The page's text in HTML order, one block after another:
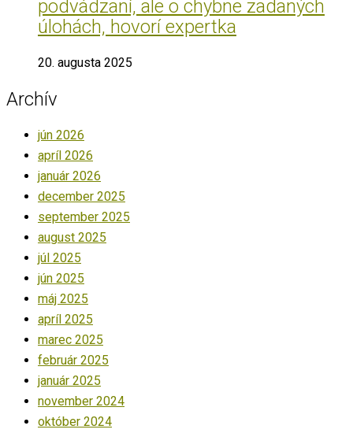
podvádzaní, ale o chybne zadaných
úlohách, hovorí expertka
20. augusta 2025
Archív
jún 2026
apríl 2026
január 2026
december 2025
september 2025
august 2025
júl 2025
jún 2025
máj 2025
apríl 2025
marec 2025
február 2025
január 2025
november 2024
október 2024